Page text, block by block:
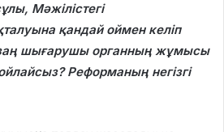
Мәжілістегі
қандай оймен келіп
шығарушы органның жұмысы
Реформаның негізгі